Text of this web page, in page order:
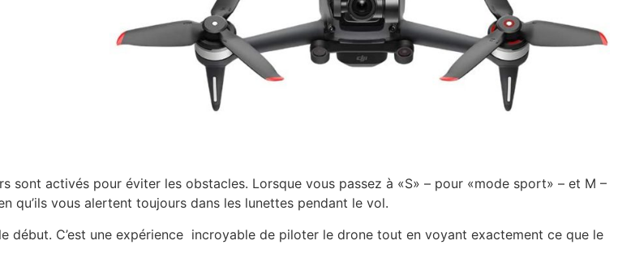
sont activés pour éviter les obstacles. Lorsque vous passez à «S» – pour «mode sport» – et M –
qu’ils vous alertent toujours dans les lunettes pendant le vol.
début. C’est une expérience incroyable de piloter le drone tout en voyant exactement ce que le